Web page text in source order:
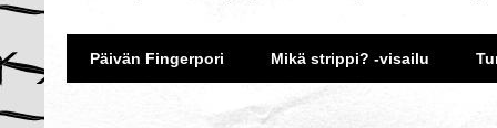
Päivän Fingerpori Mikä strippi? -visailu